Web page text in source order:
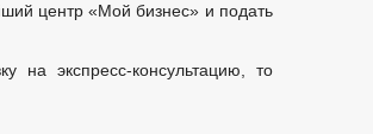
центр «Мой бизнес» и подать
на экспресс-консультацию, то